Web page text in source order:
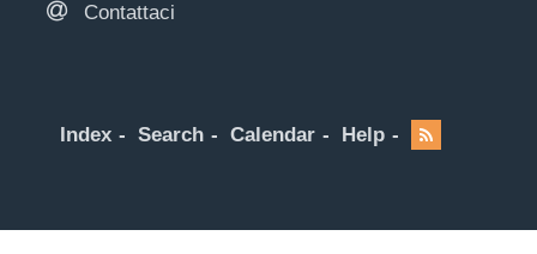
Contattaci
Index Search Calendar Help